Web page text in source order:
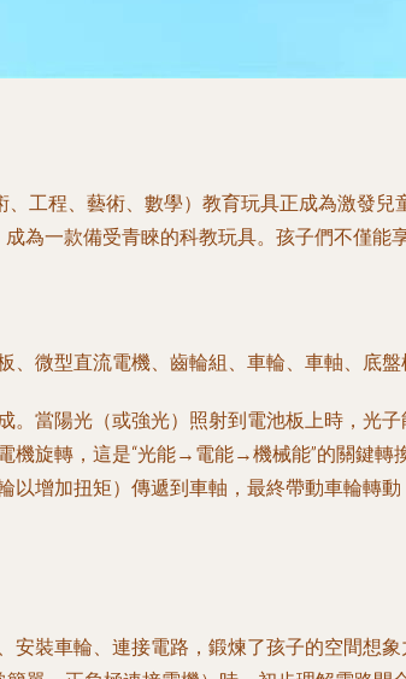
工程、藝術、數學）教育玩具正成為激發
為一款備受青睞的科教玩具。孩子們不僅
微型直流電機、齒輪組、車輪、車軸、底
。當陽光（或強光）照射到電池板上時，光
機旋轉，這是“光能→電能→機械能”的關鍵轉
以增加扭矩）傳遞到車軸，最終帶動車輪轉
安裝車輪、連接電路，鍛煉了孩子的空間想